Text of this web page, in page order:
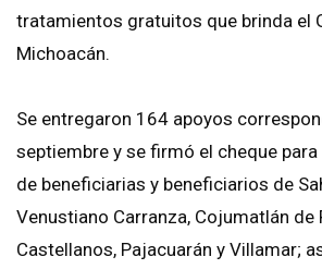
tratamientos gratuitos que brinda el
Michoacán.
Se entregaron 164 apoyos
septiembre y se firmó el cheque
de beneficiarias y beneficiarios de
Venustiano Carranza, Cojumatlán de
Castellanos, Pajacuarán y Villamar;